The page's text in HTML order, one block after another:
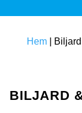
n
Hem
BILJARD